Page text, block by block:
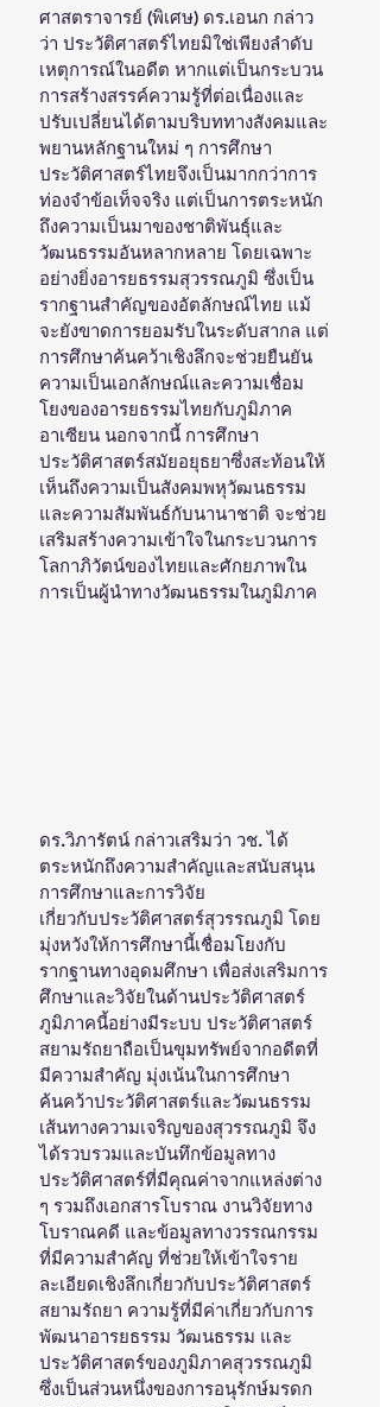
ศาสตราจารย์ (พิเศษ) ดร.เอนก กล่าว
ว่า ประวัติศาสตร์ไทยมิใช่เพียงลำดับ
เหตุการณ์ในอดีต หากแต่เป็นกระบวน
การสร้างสรรค์ความรู้ที่ต่อเนื่องและ
ปรับเปลี่ยนได้ตามบริบททางสังคมและ
พยานหลักฐานใหม่ ๆ การศึกษา
ประวัติศาสตร์ไทยจึงเป็นมากกว่าการ
ท่องจำข้อเท็จจริง แต่เป็นการตระหนัก
ถึงความเป็นมาของชาติพันธุ์และ
วัฒนธรรมอันหลากหลาย โดยเฉพาะ
อย่างยิ่งอารยธรรมสุวรรณภูมิ ซึ่งเป็น
รากฐานสำคัญของอัตลักษณ์ไทย แม้
จะยังขาดการยอมรับในระดับสากล แต่
การศึกษาค้นคว้าเชิงลึกจะช่วยยืนยัน
ความเป็นเอกลักษณ์และความเชื่อม
โยงของอารยธรรมไทยกับภูมิภาค
อาเซียน นอกจากนี้ การศึกษา
ประวัติศาสตร์สมัยอยุธยาซึ่งสะท้อนให้
เห็นถึงความเป็นสังคมพหุวัฒนธรรม
และความสัมพันธ์กับนานาชาติ จะช่วย
เสริมสร้างความเข้าใจในกระบวนการ
โลกาภิวัตน์ของไทยและศักยภาพใน
การเป็นผู้นำทางวัฒนธรรมในภูมิภาค
ดร.วิภารัตน์ กล่าวเสริมว่า วช. ได้
ตระหนักถึงความสำคัญและสนับสนุน
การศึกษาและการวิจัย
เกี่ยวกับประวัติศาสตร์สุวรรณภูมิ โดย
มุ่งหวังให้การศึกษานี้เชื่อมโยงกับ
รากฐานทางอุดมศึกษา เพื่อส่งเสริมการ
ศึกษาและวิจัยในด้านประวัติศาสตร์
ภูมิภาคนี้อย่างมีระบบ ประวัติศาสตร์
สยามรัถยาถือเป็นขุมทรัพย์จากอดีตที่
มีความสำคัญ มุ่งเน้นในการศึกษา
ค้นคว้าประวัติศาสตร์และวัฒนธรรม
เส้นทางความเจริญของสุวรรณภูมิ จึง
ได้รวบรวมและบันทึกข้อมูลทาง
ประวัติศาสตร์ที่มีคุณค่าจากแหล่งต่าง
ๆ รวมถึงเอกสารโบราณ งานวิจัยทาง
โบราณคดี และข้อมูลทางวรรณกรรม
ที่มีความสำคัญ ที่ช่วยให้เข้าใจราย
ละเอียดเชิงลึกเกี่ยวกับประวัติศาสตร์
สยามรัถยา ความรู้ที่มีค่าเกี่ยวกับการ
พัฒนาอารยธรรม วัฒนธรรม และ
ประวัติศาสตร์ของภูมิภาคสุวรรณภูมิ
ซึ่งเป็นส่วนหนึ่งของการอนุรักษ์มรดก